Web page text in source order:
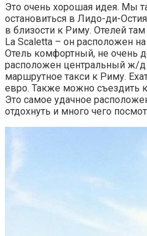
Это очень хорошая идея. Мы
остановиться в Лидо-ди-
в близости к Риму. Отелей
La Scaletta – он расположен
Отель комфортный, не очень
расположен центральный ж/д
маршрутное такси к Риму.
евро. Также можно съездить
Это самое удачное
отдохнуть и много чего